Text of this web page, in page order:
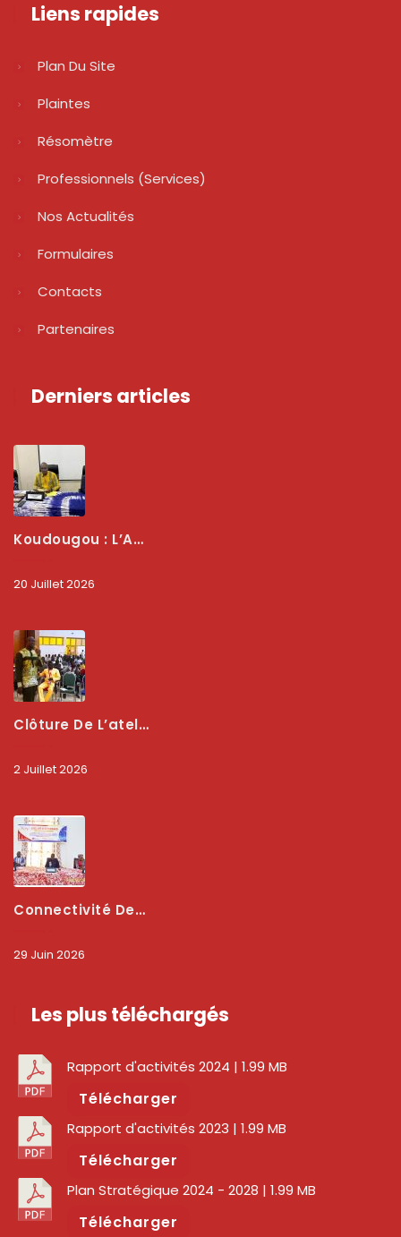
Liens rapides
Plan Du Site
Plaintes
Résomètre
Professionnels (services)
Nos Actualités
Formulaires
Contacts
Partenaires
Derniers articles
Koudougou : L’ARCEP Renforce Le Dialogue Avec Les Associations De Consommateurs Pour Mieux Protéger Les Usagers
20 Juillet 2026
Clôture De L’atelier National : L’ARCEP Et Les Collectivités Territoriales Consolident Leur Partenariat Pour Booster La Qualité Des Services Numériques
2 Juillet 2026
Connectivité Des Territoires : L’ARCEP Et Les Collectivités Territoriales Scellent Un Pacte Stratégique À Bobo-Dioulasso Pour Booster La Qualité Des Réseaux
29 Juin 2026
Les plus téléchargés
Rapport d'activités 2024 | 1.99 MB
Télécharger
Rapport d'activités 2023 | 1.99 MB
Télécharger
Plan Stratégique 2024 - 2028 | 1.99 MB
Télécharger